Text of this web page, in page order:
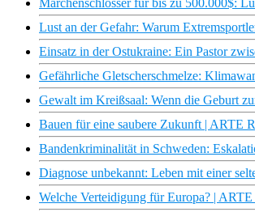
Märchenschlösser für bis zu 500.000$:
Lust an der Gefahr: Warum
Einsatz in der Ostukraine: Ein Pastor
Gefährliche Gletscherschmelze:
Gewalt im Kreißsaal: Wenn die Geburt
Bauen für eine saubere Zukunft | ARTE
Bandenkriminalität in Schweden:
Diagnose unbekannt: Leben mit einer
Welche Verteidigung für Europa? |